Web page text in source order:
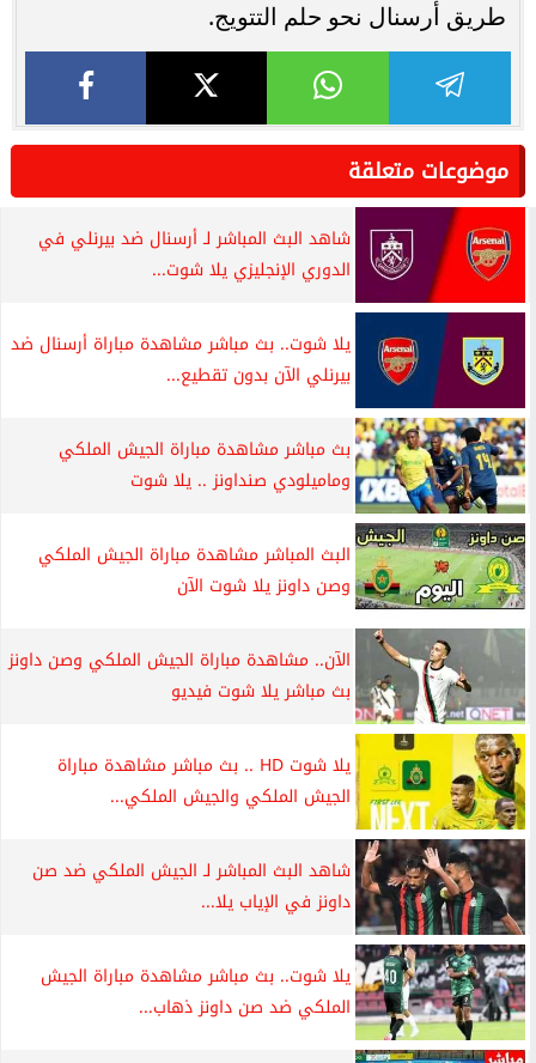
طريق أرسنال نحو حلم التتويج.
موضوعات متعلقة
شاهد البث المباشر لـ أرسنال ضد بيرنلي في
الدوري الإنجليزي يلا شوت...
يلا شوت.. بث مباشر مشاهدة مباراة أرسنال ضد
بيرنلي الآن بدون تقطيع...
بث مباشر مشاهدة مباراة الجيش الملكي
وماميلودي صنداونز .. يلا شوت
البث المباشر مشاهدة مباراة الجيش الملكي
وصن داونز يلا شوت الآن
الآن.. مشاهدة مباراة الجيش الملكي وصن داونز
بث مباشر يلا شوت فيديو
يلا شوت HD .. بث مباشر مشاهدة مباراة
الجيش الملكي والجيش الملكي...
شاهد البث المباشر لـ الجيش الملكي ضد صن
داونز في الإياب يلا...
يلا شوت.. بث مباشر مشاهدة مباراة الجيش
الملكي ضد صن داونز ذهاب...